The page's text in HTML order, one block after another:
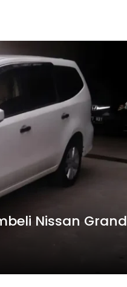
Nissan Grand